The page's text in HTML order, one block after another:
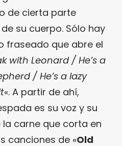
de cierta parte
su cuerpo. Sólo hay
fraseado que abre el
with Leonard / He’s a
/ He’s a lazy
«. A partir de ahí,
es su voz y su
carne que corta en
canciones de «Old